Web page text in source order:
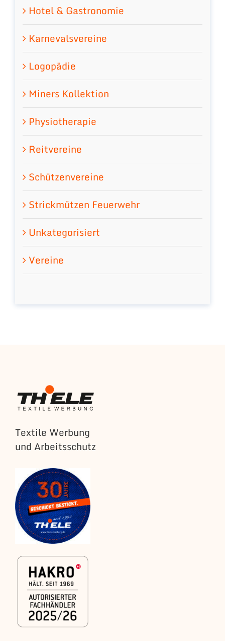
Hotel & Gastronomie
Karnevalsvereine
Logopädie
Miners Kollektion
Physiotherapie
Reitvereine
Schützenvereine
Strickmützen Feuerwehr
Unkategorisiert
Vereine
Textile Werbung
und Arbeitsschutz